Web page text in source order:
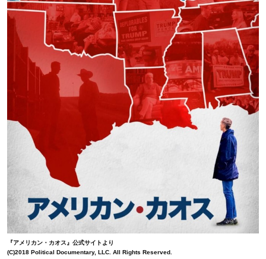
『アメリカン・カオス』公式サイトより
(C)2018 Political Documentary, LLC. All Rights Reserved.